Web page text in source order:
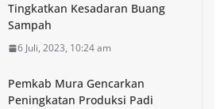
Tingkatkan Kesadaran Buang
Sampah
6 Juli, 2023, 10:24 am
Pemkab Mura Gencarkan
Peningkatan Produksi Padi